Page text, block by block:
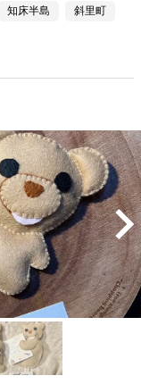
知床半島 斜里町